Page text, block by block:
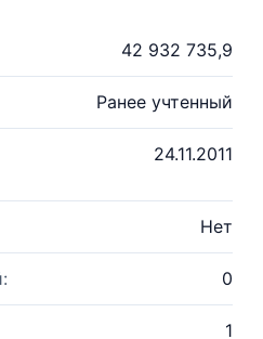
42 932 735,9
Ранее учтенный
24.11.2011
Нет
0
1